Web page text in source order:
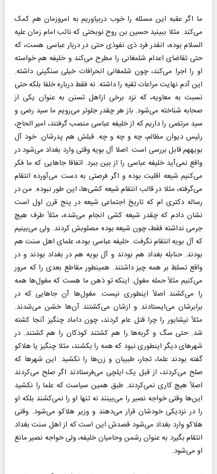
ما اگر عقبه این مسئله را خوب دربیاوریم به امروزمان هم کمک
می‌کند. مثلا ببینید حسین بن روح نوبختی که نائب امام زمان علیه
السلام بوده، انقدر فرد ذی نفوذی حتی در دربار عباسی هست، که
حتی تقاضای اعدام شلمغانی را مطرح می‌کند و خلیفه هم خواسته
او را اجرا می‌کند، چون شلمغانی انحرافات خیلی سنگینی داشته.
این آدم نهایت مراعات تقیه را داشته. نه فقط درباره خلفا بلکه حتی
نسبت به معاویه، که نزد برخی ازاهل تسنن به عنوان یکی از
صحابه شناخته می‌شود. باز هر چقدر جلوتر می‌رویم ما سید رضی و
سید مرتضی را داریم که از خلیفه عباسی منصب گرفتند، امیر الحاج،
رئیس دیوان مظالم، چه و چه و چه. قبلش هم پدرشان. خود آل
بویههم قابل بررسی است. اصلا آل بویه وقتی وارد بغداد می‌شود در
واقع نمی‌آید خلیفه عباسی را از بین ببرد. اتفاقا جا‌هایی که ما فکر
می‌کنیم شیعه اقلیت بوده و اگر فرصتی به دست می‌آورده انتقام
می‌گرفته، مثلا در قالب انتقام شیعه کشی‌ها، این طور نبوده. من در
رساله دکتری ام که تاریخ اجتماعی شیعه در پنج قرن اول است
نشان دادم که چقدر شیعه کشی انجام می‌شده، مثلاً طرف هیچ
جرمی نداشته فقط، چون شیعه بوده مصلوبش کردند. ولی می‌بینیم
که آل بویه انتقام نگرفت. خلیفه عباسی بوده، علمای اهل سنت هم
بودند. حنابله بغداد هم بودند و آل بویه هم در بغداد بودند و در
واقع تسلط بر همه چیز داشتند. همینطور مقاطع بعدی را که مرور
می‌کنیم مثلاً حمله مغول. اینکه تو ذهن ما هست که مغول‌ها همه
را می‌کشند اصلاً اینطوری نیست. مغول‌ها آن جا‌هایی که در
برابرشان می‌ایستادند و ازشان می‌کشتند آن‌ها خشن می‌شدند.
مثلاً نیشابور را چرا قتل عام کردند، چون داماد چنگیز آنجا کشته
شد. حتی سگ و گربه‌ها را هم کشتند کودکان را هم کشتند. در
شهر‌های دیگر اینطوری نبود که همه را بکشند، مثلا چنگیز یا هلاکو
گفته بودند علما، تجار، طبیبان و زن‌ها را نکشید. این شهر‌ها که
صلح می‌کردند، از قبل یک ایلچی می‌فرستادند اگر صلح می‌کردند
اصلاً هیچ کاری نمی‌کردند. طبق همین سیاست که علما را نکشید
این‌ها وقتی خواجه نصیر را می‌بینند نه تنها او را نمی‌کشند بلکه او
را در نزدیکی خودشان قرار می‌دهند و وزیر هلاکو می‌شود. وقتی
هلاکو وارد بغداد می‌شود قصدش این است که از اهل سنت بغداد
انتقام بگیرد به عنوان رشمن وحامیان خلیفه، ولی خواجه نصیر مانع
او می‌شود.